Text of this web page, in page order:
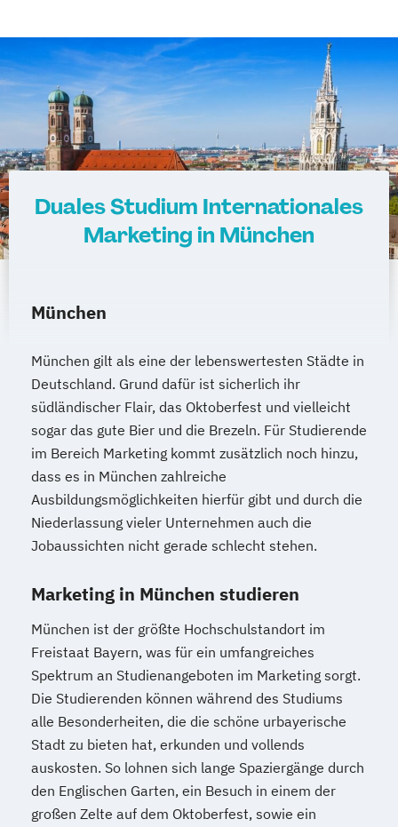
Duales Studium Internationales
Marketing in München
München
München gilt als eine der lebenswertesten Städte in
Deutschland. Grund dafür ist sicherlich ihr
südländischer Flair, das Oktoberfest und vielleicht
sogar das gute Bier und die Brezeln. Für Studierende
im Bereich Marketing kommt zusätzlich noch hinzu,
dass es in München zahlreiche
Ausbildungsmöglichkeiten hierfür gibt und durch die
Niederlassung vieler Unternehmen auch die
Jobaussichten nicht gerade schlecht stehen.
Marketing in München studieren
München ist der größte Hochschulstandort im
Freistaat Bayern, was für ein umfangreiches
Spektrum an Studienangeboten im Marketing sorgt.
Die Studierenden können während des Studiums
alle Besonderheiten, die die schöne urbayerische
Stadt zu bieten hat, erkunden und vollends
auskosten. So lohnen sich lange Spaziergänge durch
den Englischen Garten, ein Besuch in einem der
großen Zelte auf dem Oktoberfest, sowie ein